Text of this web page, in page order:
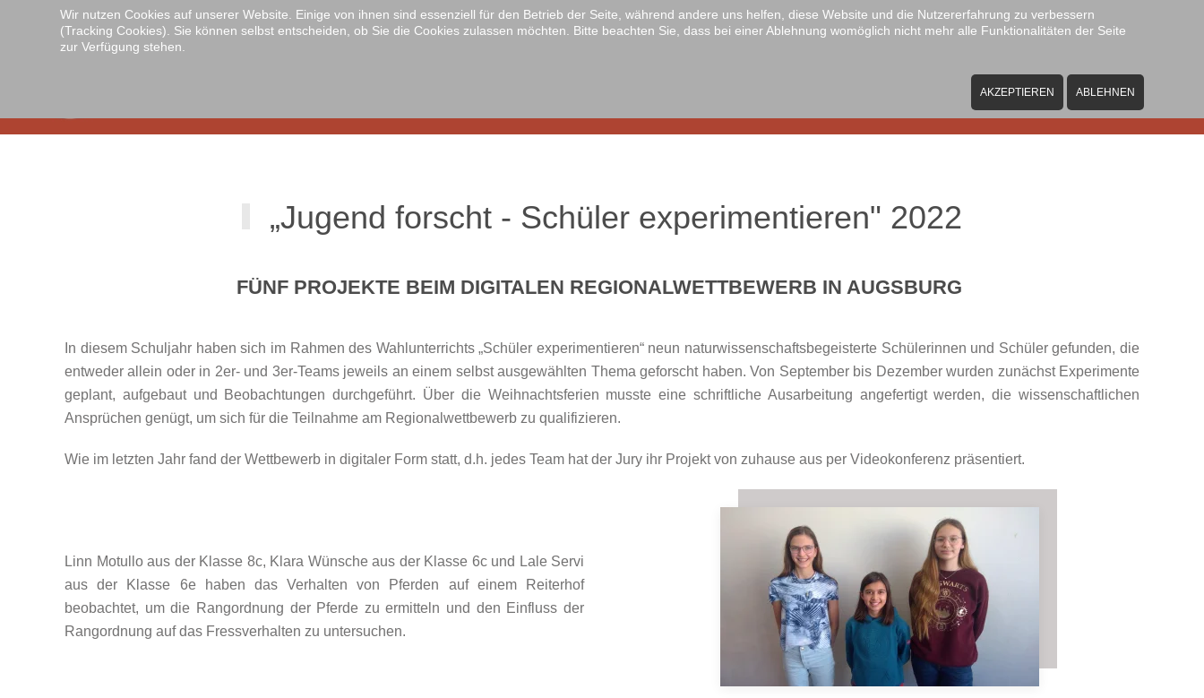
Zum Hauptinhalt springen
„Jugend forscht - Schüler experimentieren" 2022
FÜNF PROJEKTE BEIM DIGITALEN REGIONALWETTBEWERB IN AUGSBURG
In diesem Schuljahr haben sich im Rahmen des Wahlunterrichts „Schüler experimentieren“ neun naturwissenschaftsbegeisterte Schülerinnen und Schüler gefunden, die
entweder allein oder in 2er- und 3er-Teams jeweils an einem selbst ausgewählten Thema geforscht haben. Von September bis Dezember wurden zunächst Experimente
geplant, aufgebaut und Beobachtungen durchgeführt. Über die Weihnachtsferien musste eine schriftliche Ausarbeitung angefertigt werden, die wissenschaftlichen
Ansprüchen genügt, um sich für die Teilnahme am Regionalwettbewerb zu qualifizieren.
Wie im letzten Jahr fand der Wettbewerb in digitaler Form statt, d.h. jedes Team hat der Jury ihr Projekt von zuhause aus per Videokonferenz präsentiert.
Linn Motullo aus der Klasse 8c, Klara Wünsche aus der Klasse 6c und Lale Servi
aus der Klasse 6e haben das Verhalten von Pferden auf einem Reiterhof
beobachtet, um die Rangordnung der Pferde zu ermitteln und den Einfluss der
Rangordnung auf das Fressverhalten zu untersuchen.
Wir nutzen Cookies auf unserer Website. Einige von ihnen sind essenziell für den Betrieb der Seite, während andere uns helfen, diese Website und die Nutzererfahrung zu verbessern
(Tracking Cookies). Sie können selbst entscheiden, ob Sie die Cookies zulassen möchten. Bitte beachten Sie, dass bei einer Ablehnung womöglich nicht mehr alle Funktionalitäten der Seite
zur Verfügung stehen.
AKZEPTIEREN ABLEHNEN